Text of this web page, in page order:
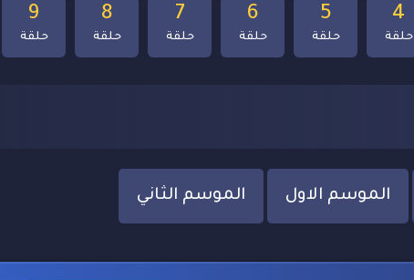
9
حلقة
8
حلقة
7
حلقة
6
حلقة
5
حلقة
4
حلقة
الموسم الاول الموسم الثاني